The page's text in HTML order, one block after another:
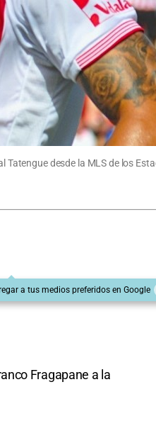
desde la MLS de los
a tus medios preferidos en Google
Fragapane a la